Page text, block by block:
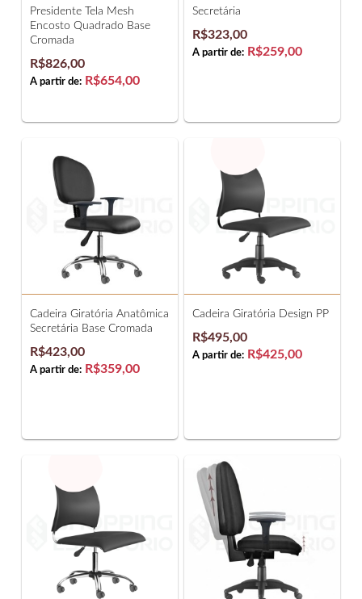
Presidente Tela Mesh
Encosto Quadrado Base
Cromada
R$826,00
A partir de: R$654,00
Secretária
R$323,00
A partir de: R$259,00
Cadeira Giratória Anatômica
Secretária Base Cromada
R$423,00
A partir de: R$359,00
Cadeira Giratória Design PP
R$495,00
A partir de: R$425,00